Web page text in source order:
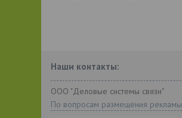
Наши контакты:
ООО "Деловые системы связи"
По вопросам размещения рекламы